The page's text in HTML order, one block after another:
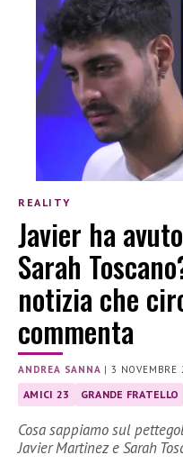
REALITY
Javier ha
Sarah
notizia che
commenta
ANDREA SANNA |3 NOVEMBRE
AMICI 23 GRANDE FRATELLO
Cosa sappiamo sul
Javier Martinez e Sarah